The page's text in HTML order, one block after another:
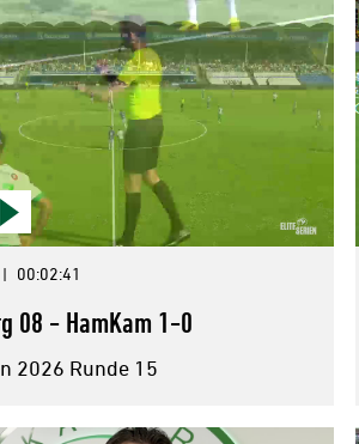
| 00:02:41
08 - HamKam 1-0
2026 Runde 15